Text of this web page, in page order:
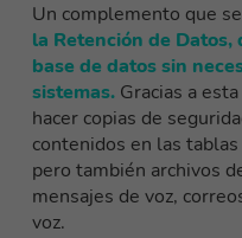
Un complemento que
la Retención de
base de datos sin
sistemas. Gracias a
hacer copias de
contenidos en las
pero también archivos
mensajes de voz,
voz.